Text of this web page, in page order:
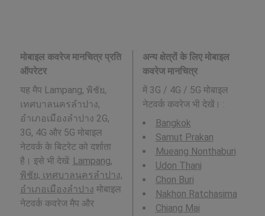
मोबाइल कवरेज मानचित्र प्रति
ऑपरेटर
यह मैप Lampang, พิชัย,
เทศบาลนครลำปาง,
อำเภอเมืองลำปาง 2G,
3G, 4G और 5G मोबाइल
नेटवर्क के बिटरेट को दर्शाता
है। इसे भी देखें: Lampang,
พิชัย, เทศบาลนครลำปาง,
อำเภอเมืองลำปาง मोबाइल
नेटवर्क कवरेज मैप और
अन्य क्षेत्रों के लिए मोबाइल
कवरेज मानचित्र
में 3G / 4G / 5G मोबाइल
नेटवर्क कवरेज भी देखें। :
Bangkok
Samut Prakan
Mueang Nonthaburi
Udon Thani
Chon Buri
Nakhon Ratchasima
Chiang Mai